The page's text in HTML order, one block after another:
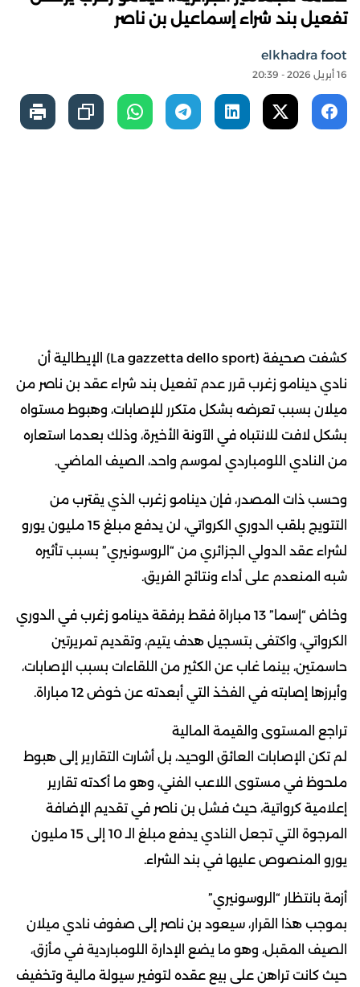
تفعيل بند شراء إسماعيل بن ناصر
elkhadra foot
16 أبريل 2026 - 20:39
كشفت صحيفة (La gazzetta dello sport) الإيطالية أن
نادي دينامو زغرب قرر عدم تفعيل بند شراء عقد بن ناصر من
ميلان بسبب تعرضه بشكل متكرر للإصابات، وهبوط مستواه
بشكل لافت للانتباه في الآونة الأخيرة، وذلك بعدما استعاره
من النادي اللومباردي لموسم واحد، الصيف الماضي.
وحسب ذات المصدر، فإن دينامو زغرب الذي يقترب من
التتويج بلقب الدوري الكرواتي، لن يدفع مبلغ 15 مليون يورو
لشراء عقد الدولي الجزائري من “الروسونيري” بسبب تأثيره
شبه المنعدم على أداء ونتائج الفريق.
وخاض “إسما” 13 مباراة فقط برفقة دينامو زغرب في الدوري
الكرواتي، واكتفى بتسجيل هدف يتيم، وتقديم تمريرتين
حاسمتين، بينما غاب عن الكثير من اللقاءات بسبب الإصابات،
وأبرزها إصابته في الفخذ التي أبعدته عن خوض 12 مباراة.
تراجع المستوى والقيمة المالية
لم تكن الإصابات العائق الوحيد، بل أشارت التقارير إلى هبوط
ملحوظ في مستوى اللاعب الفني، وهو ما أكدته تقارير
إعلامية كرواتية، حيث فشل بن ناصر في تقديم الإضافة
المرجوة التي تجعل النادي يدفع مبلغ الـ 10 إلى 15 مليون
يورو المنصوص عليها في بند الشراء.
أزمة بانتظار “الروسونيري”
بموجب هذا القرار، سيعود بن ناصر إلى صفوف نادي ميلان
الصيف المقبل، وهو ما يضع الإدارة اللومباردية في مأزق،
حيث كانت تراهن على بيع عقده لتوفير سيولة مالية وتخفيف